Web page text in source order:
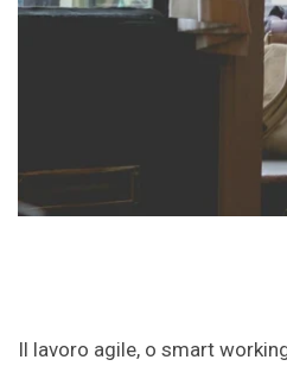
Il lavoro agile, o smart